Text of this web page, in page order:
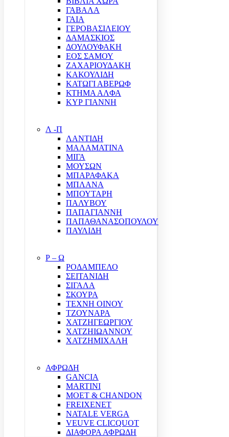
ΓΑΒΑΛΑ
ΓΑΙΑ
ΓΕΡΟΒΑΣΙΛΕΙΟΥ
ΔΑΜΑΣΚΙΟΣ
ΔΟΥΛΟΥΦΑΚΗ
ΕΟΣ ΣΑΜΟΥ
ΖΑΧΑΡΙΟΥΔΑΚΗ
ΚΑΚΟΥΛΙΔΗ
ΚΑΤΩΓΙ ΑΒΕΡΩΦ
ΚΤΗΜΑ ΑΛΦΑ
ΚΥΡ ΓΙΑΝΝΗ
Λ -Π
ΛΑΝΤΙΔΗ
ΜΑΛΑΜΑΤΙΝΑ
ΜΙΓΑ
ΜΟΥΣΩΝ
ΜΠΑΡΑΦΑΚΑ
ΜΠΛΑΝΑ
ΜΠΟΥΤΑΡΗ
ΠΑΛΥΒΟΥ
ΠΑΠΑΓΙΑΝΝΗ
ΠΑΠΑΘΑΝΑΣΟΠΟΥΛΟΥ
ΠΑΥΛΙΔΗ
Ρ – Ω
ΡΟΔΑΜΠΕΛΟ
ΣΕΙΤΑΝΙΔΗ
ΣΙΓΑΛΑ
ΣΚΟΥΡΑ
ΤΕΧΝΗ ΟΙΝΟΥ
ΤΖΟΥΝΑΡΑ
ΧΑΤΖΗΓΕΩΡΓΙΟΥ
ΧΑΤΖΗΙΩΑΝΝΟΥ
ΧΑΤΖΗΜΙΧΑΛΗ
ΑΦΡΩΔΗ
GANCIA
MARTINI
MOET & CHANDON
FREIXENET
NATALE VERGA
VEUVE CLICQUOT
ΔΙΑΦΟΡΑ ΑΦΡΩΔΗ